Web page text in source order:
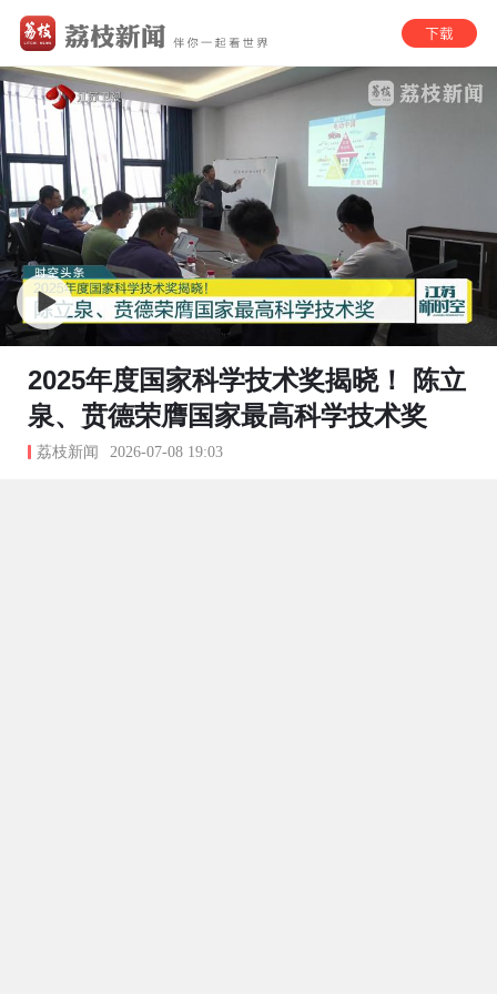
2025年度国家科学技术奖揭晓！ 陈立
泉、贲德荣膺国家最高科学技术奖
荔枝新闻 2026-07-08 19:03